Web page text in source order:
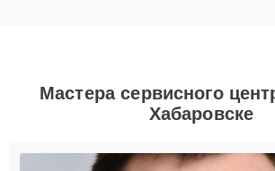
Мастера сервисного
Хабаровске